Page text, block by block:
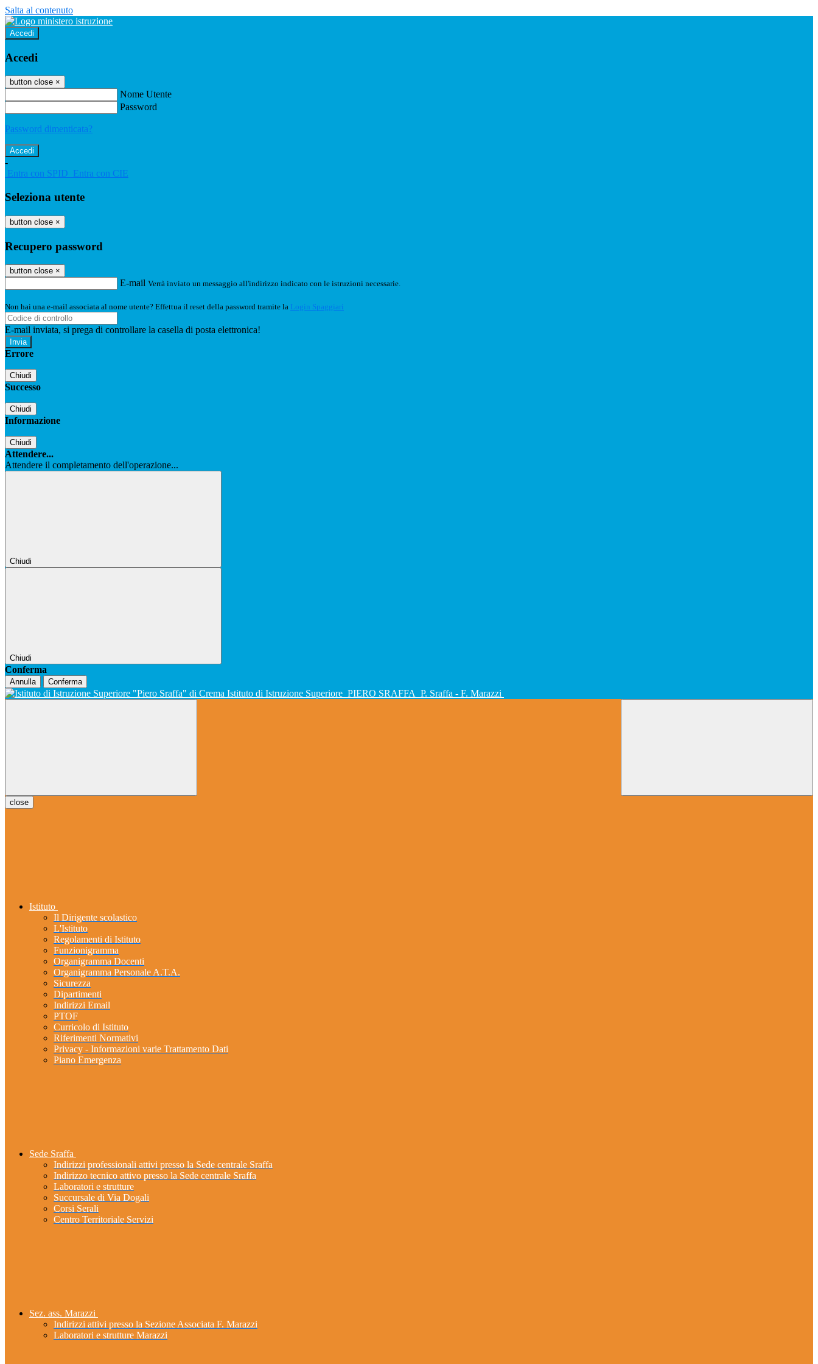
Salta al contenuto
Accedi
Accedi
button close ×
Nome Utente
Password
Password dimenticata?
-
Entra con SPID Entra con CIE
Seleziona utente
button close ×
Recupero password
button close ×
E-mail Verrà inviato un messaggio all'indirizzo indicato con le istruzioni necessarie.
Non hai una e-mail associata al nome utente? Effettua il reset della password tramite la Login Spaggiari
E-mail inviata, si prega di controllare la casella di posta elettronica!
Errore
Chiudi
Successo
Chiudi
Informazione
Chiudi
Attendere...
Attendere il completamento dell'operazione...
Chiudi
Chiudi
Conferma
Annulla Conferma
Istituto di Istruzione Superiore PIERO SRAFFA P. Sraffa - F. Marazzi
close
Istituto
Il Dirigente scolastico
L'Istituto
Regolamenti di Istituto
Funzionigramma
Organigramma Docenti
Organigramma Personale A.T.A.
Sicurezza
Dipartimenti
Indirizzi Email
PTOF
Curricolo di Istituto
Riferimenti Normativi
Privacy - Informazioni varie Trattamento Dati
Piano Emergenza
Sede Sraffa
Indirizzi professionali attivi presso la Sede centrale Sraffa
Indirizzo tecnico attivo presso la Sede centrale Sraffa
Laboratori e strutture
Succursale di Via Dogali
Corsi Serali
Centro Territoriale Servizi
Sez. ass. Marazzi
Indirizzi attivi presso la Sezione Associata F. Marazzi
Laboratori e strutture Marazzi